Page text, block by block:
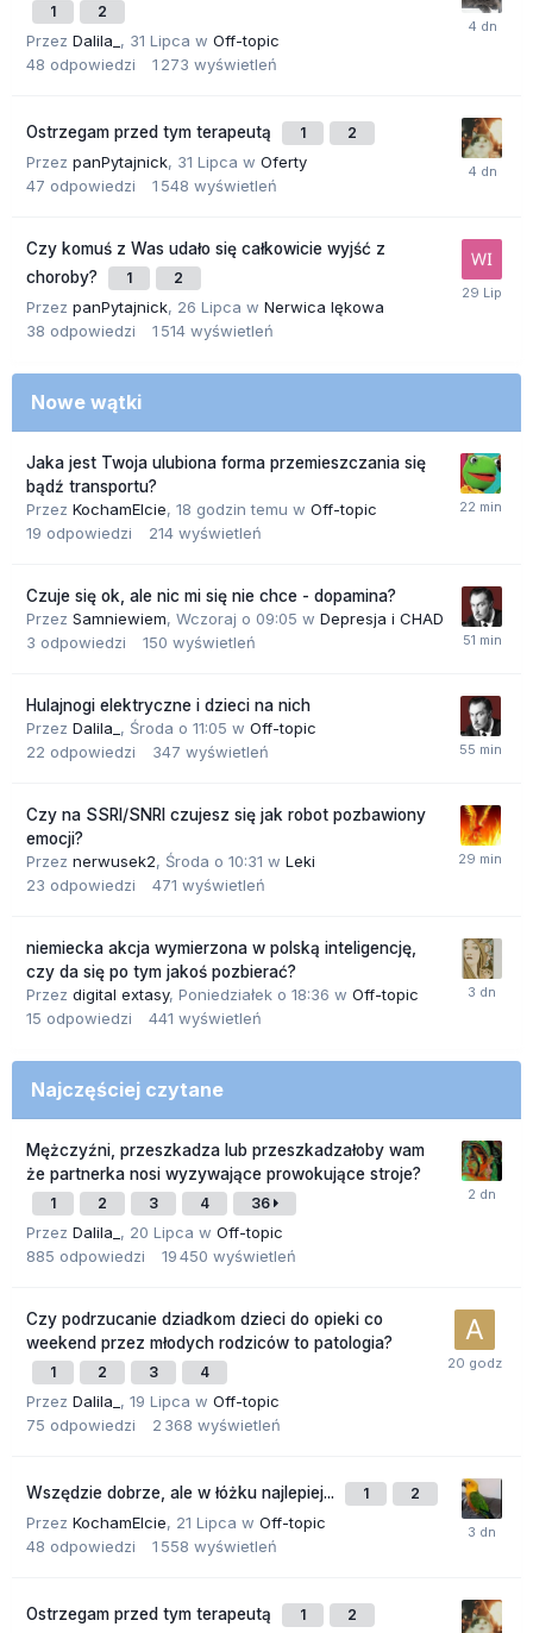
1 2
Przez Dalila_ , 31 Lipca w Off-topic
48 odpowiedzi 1 273 wyświetleń
Ostrzegam przed tym terapeutą 1 2
Przez panPytajnick, 31 Lipca w Oferty
47 odpowiedzi 1 548 wyświetleń
Czy komuś z Was udało się całkowicie wyjść z
choroby?
1 2
Przez panPytajnick, 26 Lipca w Nerwica lękowa
38 odpowiedzi 1 514 wyświetleń
Nowe wątki
Jaka jest Twoja ulubiona forma przemieszczania się
bądź transportu?
Przez KochamElcie, 18 godzin temu w Off-topic
19 odpowiedzi 214 wyświetleń
Czuje się ok, ale nic mi się nie chce - dopamina?
Przez Samniewiem, Wczoraj o 09:05 w Depresja i CHAD
3 odpowiedzi 150 wyświetleń
Hulajnogi elektryczne i dzieci na nich
Przez Dalila_ , Środa o 11:05 w Off-topic
22 odpowiedzi 347 wyświetleń
Czy na SSRI/SNRI czujesz się jak robot pozbawiony
emocji?
Przez nerwusek2, Środa o 10:31 w Leki
23 odpowiedzi 471 wyświetleń
niemiecka akcja wymierzona w polską inteligencję,
czy da się po tym jakoś pozbierać?
Przez digital extasy, Poniedziałek o 18:36 w Off-topic
15 odpowiedzi 441 wyświetleń
Najczęściej czytane
Mężczyźni, przeszkadza lub przeszkadzałoby wam
że partnerka nosi wyzywające prowokujące stroje?
1 2 3 4 36
Przez Dalila_ , 20 Lipca w Off-topic
885 odpowiedzi 19 450 wyświetleń
Czy podrzucanie dziadkom dzieci do opieki co
weekend przez młodych rodziców to patologia?
1 2 3 4
Przez Dalila_ , 19 Lipca w Off-topic
75 odpowiedzi 2 368 wyświetleń
Wszędzie dobrze, ale w łóżku najlepiej... 1 2
Przez KochamElcie, 21 Lipca w Off-topic
48 odpowiedzi 1 558 wyświetleń
Ostrzegam przed tym terapeutą 1 2